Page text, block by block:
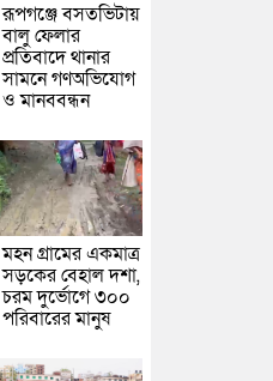
রূপগঞ্জে বসতভিটায়
বালু ফেলার
প্রতিবাদে থানার
সামনে গণঅভিযোগ
ও মানববন্ধন
মহন গ্রামের একমাত্র
সড়কের বেহাল দশা,
চরম দুর্ভোগে ৩০০
পরিবারের মানুষ